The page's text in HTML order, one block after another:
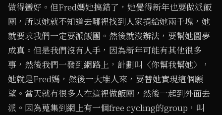
做得蠻好。但Fred媽她搞錯了，她覺得新年也要做派飯
團，所以她就不知道去哪裡找到人家捐給她兩千塊，她
就要求我們一定要派飯團。然後就沒辦法，要幫她圓夢
成真。但是我們沒有人手，因為新年可能有其他很多
事，然後我們一發到網路上，計劃叫〈你幫我幫她〉，
她就是Fred媽，然後一大堆人來，要替她實現這個願
望。當天就有很多人在這裡做飯團，然後一起到外面去
派。因為蒐集到網上有一個free cycling的group，叫